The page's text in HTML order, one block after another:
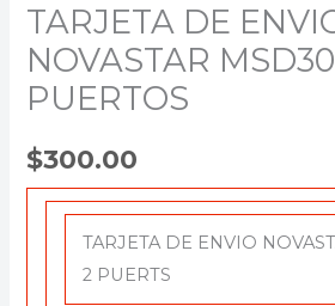
TARJETA DE
NOVASTAR
PUERTOS
$300.00
TARJETA DE ENVIO
2 PUERTS
MSD300
2
PUERTOS
cantidad